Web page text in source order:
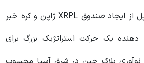
در 11 ژوئن 2024، ریپل از ایجاد صندوق XRPL ژاپن و کره خبر
دهنده یک حرکت استراتژیک بزرگ برای